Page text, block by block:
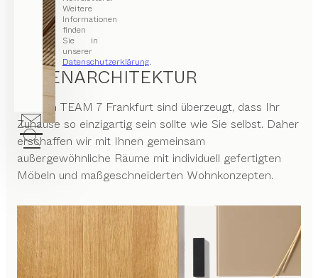
Weitere
Informationen
finden
Sie in
unserer
Datenschutzerklärung.
INNENARCHITEKTUR
Wir von TEAM 7 Frankfurt sind überzeugt, dass Ihr
Zuhause so einzigartig sein sollte wie Sie selbst. Daher
erschaffen wir mit Ihnen gemeinsam
außergewöhnliche Räume mit individuell gefertigten
Möbeln und maßgeschneiderten Wohnkonzepten.